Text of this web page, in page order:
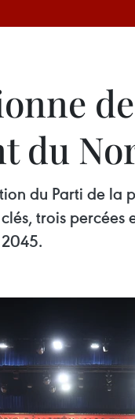
du
du Parti de
trois